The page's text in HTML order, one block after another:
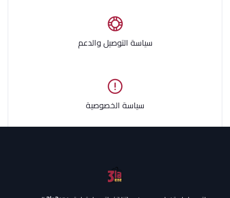
سياسة التوصيل والدعم
سياسة الخصوصية